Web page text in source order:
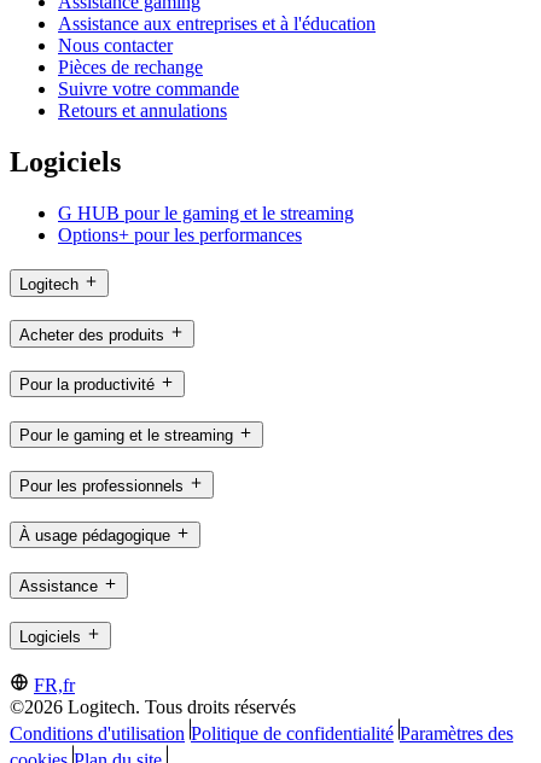
Assistance aux entreprises et à l'éducation
Nous contacter
Pièces de rechange
Suivre votre commande
Retours et annulations
Logiciels
G HUB pour le gaming et le streaming
Options+ pour les performances
Logitech
Acheter des produits
Pour la productivité
Pour le gaming et le streaming
Pour les professionnels
À usage pédagogique
Assistance
Logiciels
FR,fr
©2026 Logitech. Tous droits réservés
Conditions d'utilisation Politique de confidentialité Paramètres des